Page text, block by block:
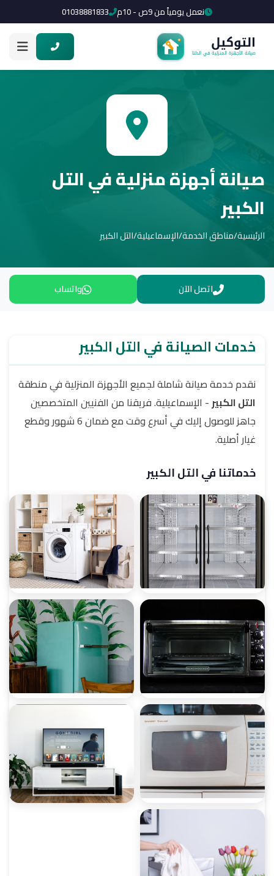
نعمل يومياً من 9ص - 10م 01038881833
صيانة أجهزة منزلية في التل
الكبير
الرئيسية/مناطق الخدمة/الإسماعيلية/التل الكبير
اتصل الآن واتساب
خدمات الصيانة في التل الكبير
نقدم خدمة صيانة شاملة لجميع الأجهزة المنزلية في منطقة
التل الكبير- الإسماعيلية. فريقنا من الفنيين المتخصصين
جاهز للوصول إليك في أسرع وقت مع ضمان 6 شهور وقطع
غيار أصلية.
خدماتنا في التل الكبير
صيانة ثلاجات صيانة غسالات
صيانة ميكروويف صيانة ديب فريزر
صيانة غسالات أطباق